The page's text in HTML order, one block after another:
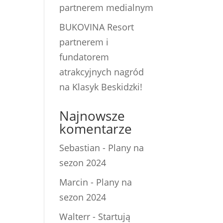
partnerem medialnym
BUKOVINA Resort
partnerem i
fundatorem
atrakcyjnych nagród
na Klasyk Beskidzki!
Najnowsze
komentarze
Sebastian - Plany na
sezon 2024
Marcin - Plany na
sezon 2024
Walterr - Startują